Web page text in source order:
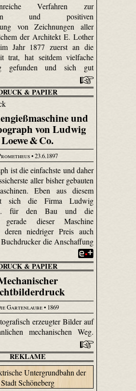
Verfahren zur
und positiven
von Zeichnungen aller
der Architekt E. Lother
Jahr 1877 zuerst an die
trat, hat seitdem vielfache
gefunden und sich gut
& PAPIER
und
von Ludwig
Loewe & Co.
• 23.6.1897
ist die einfachste und daher
aller bisher gebauten
Eben aus diesem
sich die Firma Ludwig
für den Bau und die
gerade dieser Maschine
deren niedriger Preis auch
die Anschaffung
& PAPIER
Gartenlaube• 1869
erzeugter Bilder auf
mechanischen Weg.
REKLAME